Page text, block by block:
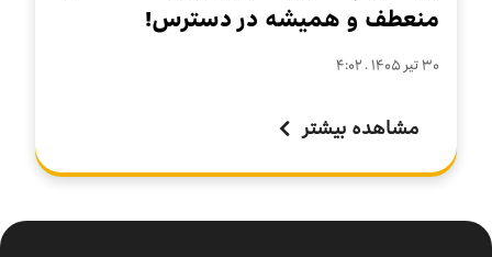
منعطف و همیشه در دسترس!
۳۰ تير ۱۴۰۵ . ۴:۰۲
مشاهده بیشتر